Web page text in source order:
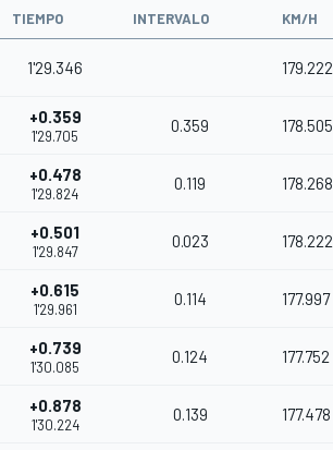
TIEMPO INTERVALO KM/H
1'29.346 179.222
+0.359
1'29.705
0.359 178.505
+0.478
1'29.824
0.119 178.268
+0.501
1'29.847
0.023 178.222
+0.615
1'29.961
0.114 177.997
+0.739
1'30.085
0.124 177.752
+0.878
1'30.224
0.139 177.478